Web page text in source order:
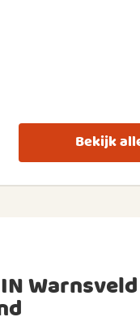
Bekijk
IN